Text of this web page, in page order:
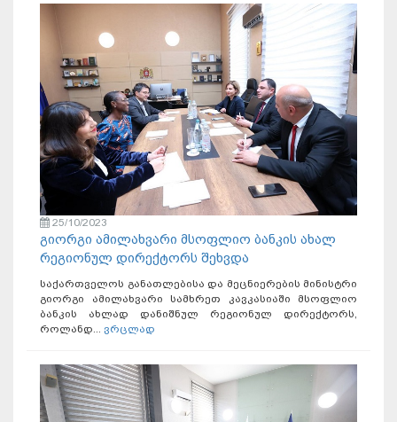
25/10/2023
გიორგი ამილახვარი მსოფლიო ბანკის ახალ
რეგიონულ დირექტორს შეხვდა
საქართველოს განათლებისა და მეცნიერების მინისტრი
გიორგი ამილახვარი სამხრეთ კავკასიაში მსოფლიო
ბანკის ახლად დანიშნულ რეგიონულ დირექტორს,
როლანდ... ვრცლად